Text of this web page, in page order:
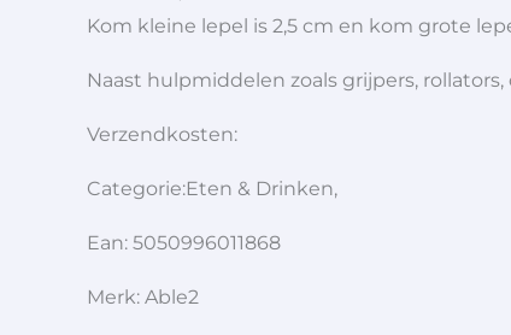
Kom kleine lepel is 2,5 cm en kom grote
Naast hulpmiddelen zoals grijpers,
Verzendkosten:
Categorie:Eten & Drinken,
Ean: 5050996011868
Merk: Able2